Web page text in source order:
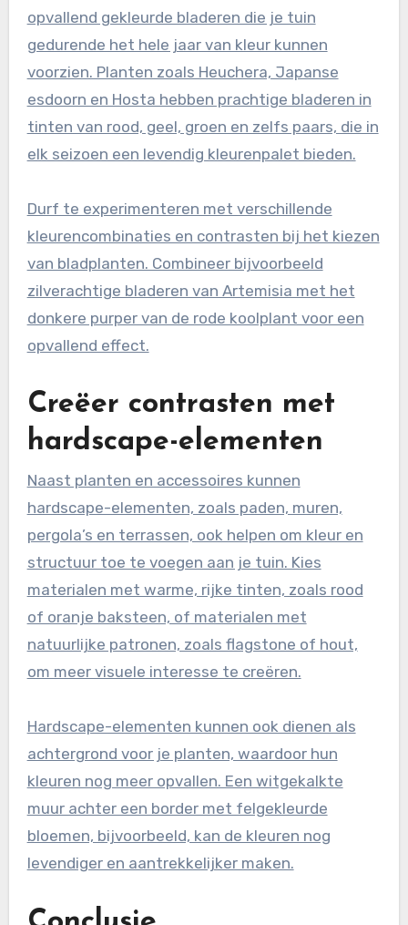
opvallend gekleurde bladeren die je tuin
gedurende het hele jaar van kleur kunnen
voorzien. Planten zoals Heuchera, Japanse
esdoorn en Hosta hebben prachtige bladeren in
tinten van rood, geel, groen en zelfs paars, die in
elk seizoen een levendig kleurenpalet bieden.
Durf te experimenteren met verschillende
kleurencombinaties en contrasten bij het kiezen
van bladplanten. Combineer bijvoorbeeld
zilverachtige bladeren van Artemisia met het
donkere purper van de rode koolplant voor een
opvallend effect.
Creëer contrasten met
hardscape-elementen
Naast planten en accessoires kunnen
hardscape-elementen, zoals paden, muren,
pergola’s en terrassen, ook helpen om kleur en
structuur toe te voegen aan je tuin. Kies
materialen met warme, rijke tinten, zoals rood
of oranje baksteen, of materialen met
natuurlijke patronen, zoals flagstone of hout,
om meer visuele interesse te creëren.
Hardscape-elementen kunnen ook dienen als
achtergrond voor je planten, waardoor hun
kleuren nog meer opvallen. Een witgekalkte
muur achter een border met felgekleurde
bloemen, bijvoorbeeld, kan de kleuren nog
levendiger en aantrekkelijker maken.